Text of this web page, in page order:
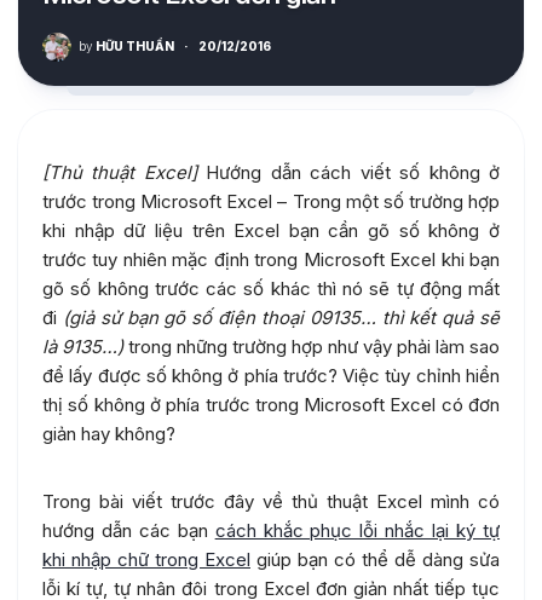
by HỮU THUẦN · 20/12/2016
[Thủ thuật Excel]Hướng dẫn cách viết số không ở
trước trong Microsoft Excel – Trong một số trường hợp
khi nhập dữ liệu trên Excel bạn cần gõ số không ở
trước tuy nhiên mặc định trong Microsoft Excel khi bạn
gõ số không trước các số khác thì nó sẽ tự động mất
đi (giả sử bạn gõ số điện thoại 09135… thì kết quả sẽ
là 9135…)trong những trường hợp như vậy phải làm sao
để lấy được số không ở phía trước? Việc tùy chỉnh hiển
thị số không ở phía trước trong Microsoft Excel có đơn
giản hay không?
Trong bài viết trước đây về thủ thuật Excel mình có
hướng dẫn các bạn cách khắc phục lỗi nhắc lại ký tự
khi nhập chữ trong Excel giúp bạn có thể dễ dàng sửa
lỗi kí tự, tự nhân đôi trong Excel đơn giản nhất tiếp tục